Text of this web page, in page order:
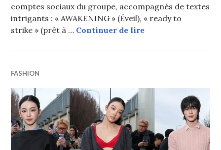
comptes sociaux du groupe, accompagnés de textes
intrigants : « AWAKENING » (Éveil), « ready to
strike » (prêt à … Continuer de lireMEOVV tease son
FASHION